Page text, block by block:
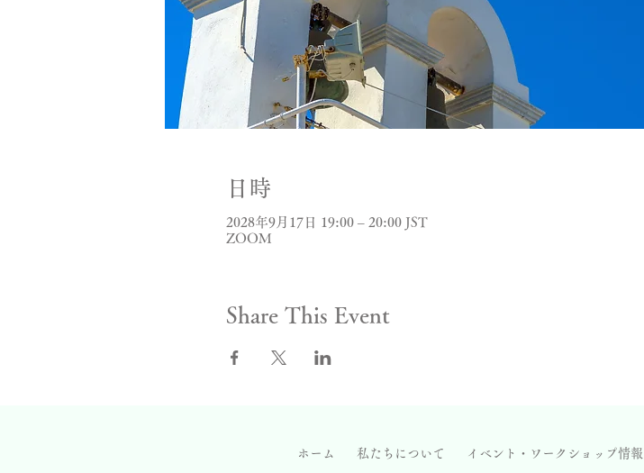
日時
2028年9月17日 19:00 – 20:00 JST
ZOOM
Share This Event
ホーム 私たちについて イベント・ワークショップ情報